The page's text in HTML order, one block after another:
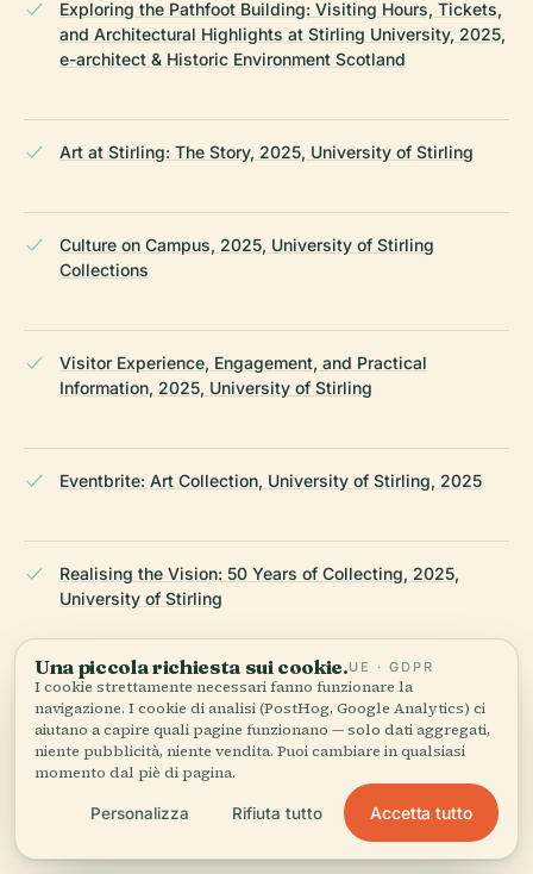
Exploring the Pathfoot Building: Visiting Hours, Tickets,
and Architectural Highlights at Stirling University, 2025,
e-architect & Historic Environment Scotland
Art at Stirling: The Story, 2025, University of Stirling
Culture on Campus, 2025, University of Stirling
Collections
Visitor Experience, Engagement, and Practical
Information, 2025, University of Stirling
Eventbrite: Art Collection, University of Stirling, 2025
Realising the Vision: 50 Years of Collecting, 2025,
University of Stirling
Art Collection Online Virtual Exhibitions, 2025,
University of Stirling
ULTIMA REVISIONE: AUGUST 2025
Ricercato da Wikidata, Wikipedia e fonti ufficiali · verificato ·
Come creiamo le nostre guide →
Una piccola richiesta sui cookie.UE · GDPR
I cookie strettamente necessari fanno funzionare la
navigazione. I cookie di analisi (PostHog, Google Analytics) ci
aiutano a capire quali pagine funzionano — solo dati aggregati,
niente pubblicità, niente vendita. Puoi cambiare in qualsiasi
momento dal piè di pagina.
Personalizza Rifiuta tutto Accetta tutto